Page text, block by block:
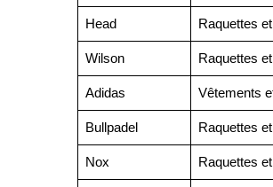
Head Raquettes
Wilson Raquettes
Adidas Vêtements
Bullpadel Raquettes
Nox Raquettes